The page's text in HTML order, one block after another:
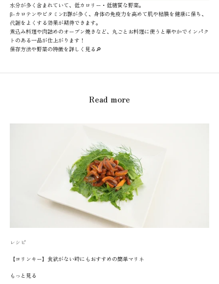
水分が多く含まれていて、低カロリー・低糖質な野菜。
β-カロテンやビタミンB群が多く、身体の免疫力を高めて肌や粘膜を健康に保ち、
代謝をよくする効果が期待できます。
煮込み料理や肉詰めのオーブン焼きなど、丸ごとお料理に使うと華やかでインパク
トのある一品が仕上がります！
保存方法や野菜の特徴を詳しく見る🔎
Read more
レシピ
【コリンキー】食欲がない時にもおすすめの簡単マリネ
もっと見る